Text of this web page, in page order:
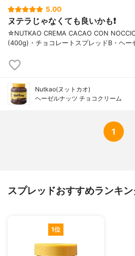
5.00
ヌテラじゃなくても良いかも❗
☆NUTKAO CREMA CACAO CON
(400g)・チョコレートスプレッドB・ヘー
Nutkao(ヌットカオ)
ヘーゼルナッツ チョコクリーム
1
スプレッドおすすめランキ
1位